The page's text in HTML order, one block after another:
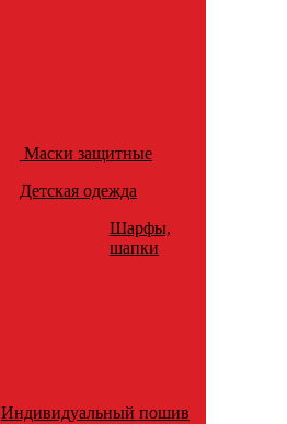
Маски защитные
Детская одежда
Шарфы,
шапки
Индивидуальный пошив